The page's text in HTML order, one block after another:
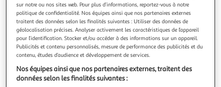
LUSTUCRU
Gnocchi à poêler extra mozarella pesto
Lustucru, n°1 des pâtes fraîches en France, met tout son
savoir-faire au service des gourmands afin de vous
proposer des recettes savoureuses : ravioli, gnocchi à poêler,
lasagne, tagliatelle, quenelle... il y en a pour tous les goûts
! Laissez-vous tenter, c'est sûr, toute la famille va en raffoler
En savoir +
2 parts
Vous voulez connaître le prix de ce produit ?
sur notre ou nos sites web. Pour plus d’informations, reportez-vous à notre
politique de confidentialité. Nos équipes ainsi que nos partenaires externes
traitent des données selon les finalités suivantes : Utiliser des données de
géolocalisation précises. Analyser activement les caractéristiques de l’appareil
pour l’identification. Stocker et/ou accéder à des informations sur un appareil.
Publicités et contenu personnalisés, mesure de performance des publicités et du
contenu, études d’audience et développement de services.
Nos équipes ainsi que nos partenaires externes, traitent des
données selon les finalités suivantes :